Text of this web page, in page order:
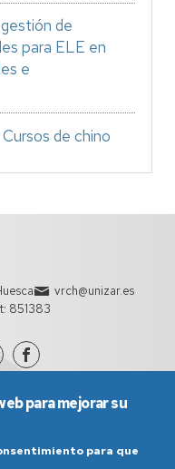
de
para ELE en
e
de chino
vrch@unizar.es
851383
para mejorar su
para que